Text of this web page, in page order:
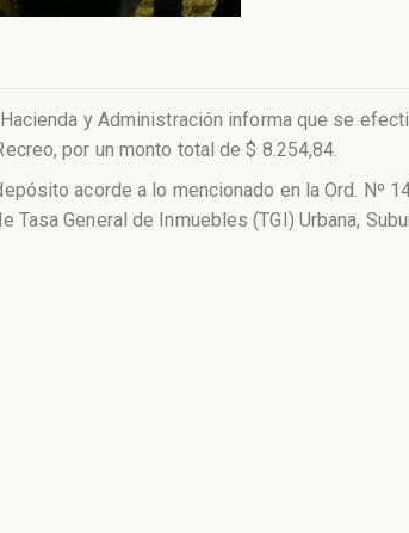
y Administración informa que se
por un monto total de $ 8.254,84.
acorde a lo mencionado en la Ord. Nº
General de Inmuebles (TGI) Urbana,